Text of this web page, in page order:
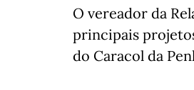
O vereador da
principais
do Caracol da